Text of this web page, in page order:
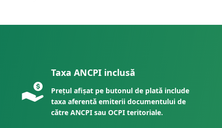
Taxa ANCPI inclusă
Prețul afișat pe butonul de plată include
taxa aferentă emiterii documentului de
către ANCPI sau OCPI teritoriale.